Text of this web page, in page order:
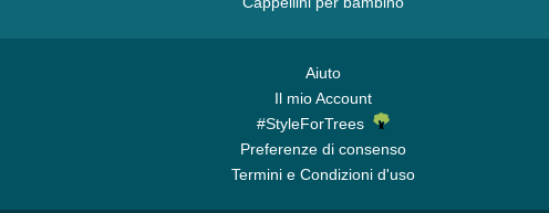
Aiuto
Il mio Account
#StyleForTrees
Preferenze di consenso
Termini e Condizioni d'uso